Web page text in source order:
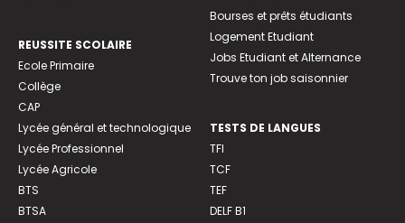
REUSSITE SCOLAIRE
Ecole Primaire
Collège
CAP
Lycée général et technologique
Lycée Professionnel
Lycée Agricole
BTS
BTSA
Bourses et prêts étudiants
Logement Etudiant
Jobs Etudiant et Alternance
Trouve ton job saisonnier
TESTS DE LANGUES
TFI
TCF
TEF
DELF B1